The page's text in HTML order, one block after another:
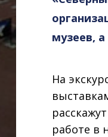
музеев,
На
работе в